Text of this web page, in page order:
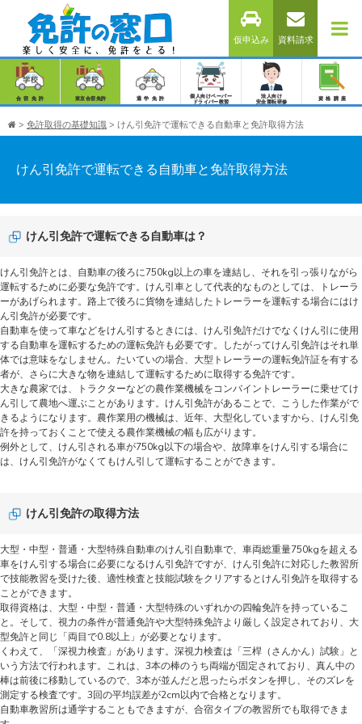
仮申込み 資料請求
合宿免許 東京合宿免許 通学免許
個人向けペーパー
ドライバー教習
法人向け
安全運転研修
資格講座
> 免許取得の基礎知識 > けん引免許で運転できる自動車と免許取得方法
けん引免許で運転できる自動車と免許取得方法
けん引免許で運転できる自動車は？
けん引免許とは、自動車の後ろに750kg以上の車を連結し、それを引っ張りながら
運転するために必要な免許です。けん引車として代表的なものとしては、トレーラ
ーがあげられます。路上で後ろに貨物を連結したトレーラーを運転する場合にはけ
ん引免許が必要です。
自動車を使って車などをけん引するときには、けん引免許だけでなくけん引に使用
する自動車を運転するための運転免許も必要です。したがってけん引免許はそれ単
体では意味をなしません。たいていの場合、大型トレーラーの運転免許証を有する
者が、さらに大きな物を連結して運転するために取得する免許です。
大きな農家では、トラクターなどの農作業機械をコンバイントレーラーに乗せてけ
ん引して農地へ運ぶことがあります。けん引免許があることで、こうした作業がで
きるようになります。農作業用の機械は、近年、大型化していますから、けん引免
許を持っておくことで使える農作業機械の幅も広がります。
例外として、けん引される車が750kg以下の場合や、故障車をけん引する場合に
は、けん引免許がなくてもけん引して運転することができます。
けん引免許の取得方法
大型・中型・普通・大型特殊自動車のけん引自動車で、車両総重量750kgを超える
車をけん引する場合に必要になるけん引免許ですが、けん引免許に対応した教習所
で技能教習を受けた後、適性検査と技能試験をクリアするとけん引免許を取得する
ことができます。
取得資格は、大型・中型・普通・大型特殊のいずれかの四輪免許を持っているこ
と。そして、視力の条件が普通免許や大型特殊免許より厳しく設定されており、大
型免許と同じ「両目で0.8以上」が必要となります。
くわえて、「深視力検査」があります。深視力検査は「三桿（さんかん）試験」と
いう方法で行われます。これは、3本の棒のうち両端が固定されており、真ん中の
棒は前後に移動しているので、3本が並んだと思ったらボタンを押し、そのズレを
測定する検査です。3回の平均誤差が2cm以内で合格となります。
自動車教習所は通学することもできますが、合宿タイプの教習所でも取得できま